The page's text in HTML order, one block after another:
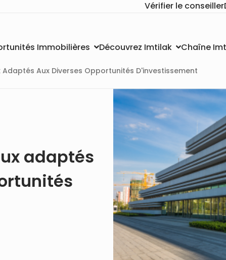
Vérifier le conseiller
Immobilières Découvrez Imtilak Chaîne
Aux Diverses Opportunités D'investissement
adaptés